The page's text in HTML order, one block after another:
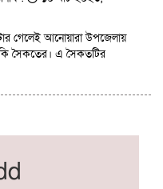
গেলেই আনোয়ারা উপজেলায়
সৈকতের। এ সৈকতটির